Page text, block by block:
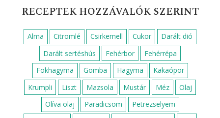
RECEPTEK HOZZÁVALÓK SZERINT
Alma Citromlé Csirkemell Cukor
Darált dió
Darált sertéshús
Fehérbor
Fehérrépa
Fokhagyma
Gomba Hagyma
Kakaópor
Krumpli
Liszt Mazsola Mustár Méz
Olaj
Olíva olaj
Paradicsom
Petrezselyem